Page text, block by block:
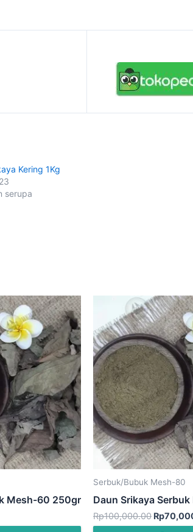
Kering 1Kg
serupa
Mesh-60 250gr
Serbuk/Bubuk Mesh-80
Daun Srikaya
Rp100,000.00
Harga
aslinya
adalah:
Rp